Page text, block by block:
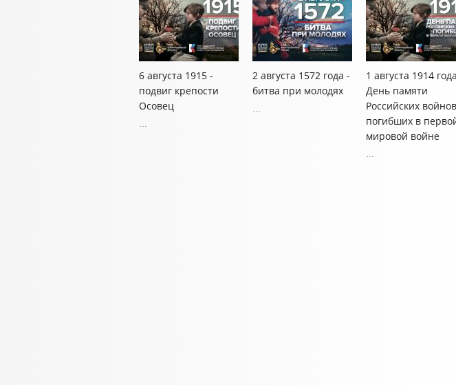
6 августа 1915 -
подвиг крепости
Осовец
2 августа 1572 года -
битва при молодях
1 августа 1914
День памяти
Российских
погибших в
мировой войне